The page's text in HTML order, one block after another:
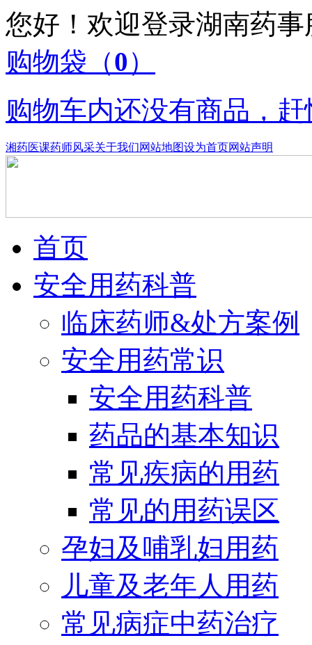
您好！欢迎登录湖南药
购物袋 （0）
购物车内还没有商品，
湘药医课药师风采关于我们网站地图设为首页网站声明
首页
安全用药科普
临床药师&处方案例
安全用药常识
安全用药科普
药品的基本知识
常见疾病的用药
常见的用药误区
孕妇及哺乳妇用药
儿童及老年人用药
常见病症中药治疗